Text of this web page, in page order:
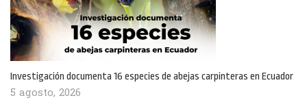
Investigación documenta 16 especies de abejas carpinteras en Ecuador
5 agosto, 2026